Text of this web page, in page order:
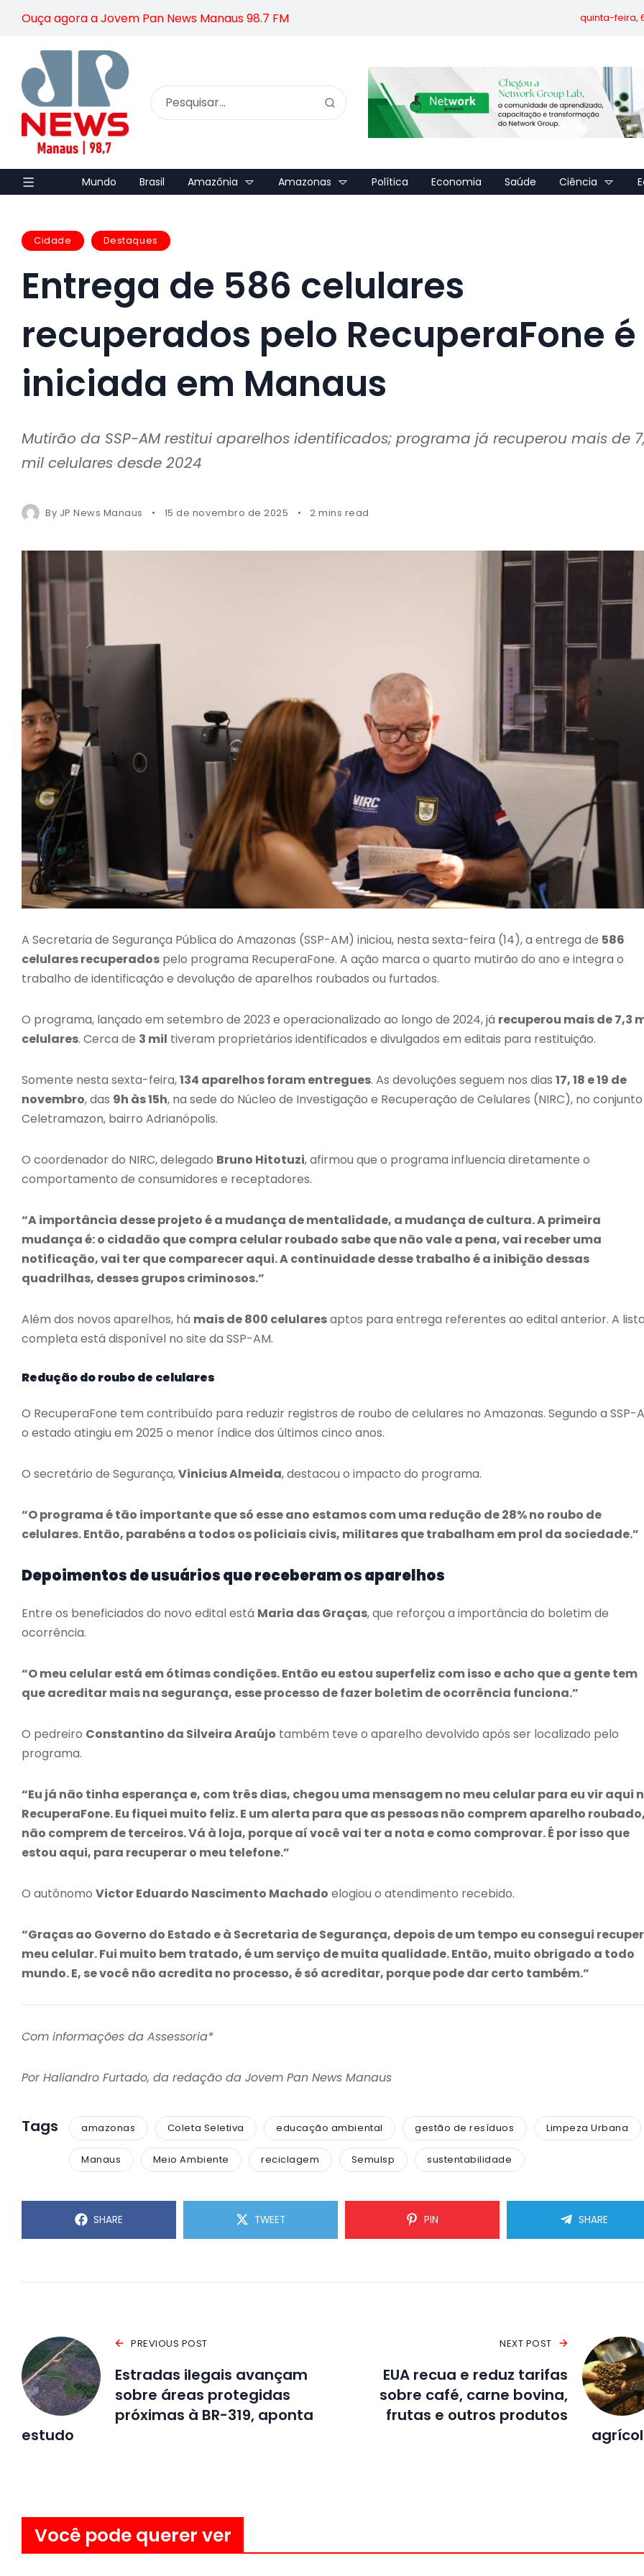
Ouça agora a Jovem Pan News Manaus 98.7 FM quinta-feira,
Mundo Brasil Amazônia Amazonas Política Economia Saúde Ciência
Cidade Destaques
Entrega de 586 celulares
recuperados pelo RecuperaFone é
iniciada em Manaus
Mutirão da SSP-AM restitui aparelhos identificados; programa já recuperou mais de
mil celulares desde 2024
By JP News Manaus 15 de novembro de 2025 2 mins read
A Secretaria de Segurança Pública do Amazonas (SSP-AM) iniciou, nesta sexta-feira (14), a entrega de 586
celulares recuperados pelo programa RecuperaFone. A ação marca o quarto mutirão do ano e integra o
trabalho de identificação e devolução de aparelhos roubados ou furtados.
O programa, lançado em setembro de 2023 e operacionalizado ao longo de 2024, já recuperou mais de 7,3
celulares. Cerca de 3 mil tiveram proprietários identificados e divulgados em editais para restituição.
Somente nesta sexta-feira,134 aparelhos foram entregues. As devoluções seguem nos dias 17, 18 e 19 de
novembro, das 9h às 15h, na sede do Núcleo de Investigação e Recuperação de Celulares (NIRC), no conjunto
Celetramazon, bairro Adrianópolis.
O coordenador do NIRC, delegado Bruno Hitotuzi, afirmou que o programa influencia diretamente o
comportamento de consumidores e receptadores.
“A importância desse projeto é a mudança de mentalidade, a mudança de cultura. A primeira
mudança é: o cidadão que compra celular roubado sabe que não vale a pena, vai receber uma
notificação, vai ter que comparecer aqui. A continuidade desse trabalho é a inibição dessas
quadrilhas, desses grupos criminosos.”
Além dos novos aparelhos, há mais de 800 celularesaptos para entrega referentes ao edital anterior. A
completa está disponível no site da SSP-AM.
Redução do roubo de celulares
O RecuperaFone tem contribuído para reduzir registros de roubo de celulares no Amazonas. Segundo a SSP-
o estado atingiu em 2025 o menor índice dos últimos cinco anos.
O secretário de Segurança,Vinicius Almeida, destacou o impacto do programa.
“O programa é tão importante que só esse ano estamos com uma redução de 28% no roubo de
celulares. Então, parabéns a todos os policiais civis, militares que trabalham em prol da sociedade.”
Depoimentos de usuários que receberam os aparelhos
Entre os beneficiados do novo edital está Maria das Graças, que reforçou a importância do boletim de
ocorrência.
“O meu celular está em ótimas condições. Então eu estou superfeliz com isso e acho que a gente tem
que acreditar mais na segurança, esse processo de fazer boletim de ocorrência funciona.”
O pedreiro Constantino da Silveira Araújo também teve o aparelho devolvido após ser localizado pelo
programa.
“Eu já não tinha esperança e, com três dias, chegou uma mensagem no meu celular para eu vir aqui
RecuperaFone. Eu fiquei muito feliz. E um alerta para que as pessoas não comprem aparelho
não comprem de terceiros. Vá à loja, porque aí você vai ter a nota e como comprovar. É por isso que
estou aqui, para recuperar o meu telefone.”
O autônomo Victor Eduardo Nascimento Machado elogiou o atendimento recebido.
“Graças ao Governo do Estado e à Secretaria de Segurança, depois de um tempo eu consegui
meu celular. Fui muito bem tratado, é um serviço de muita qualidade. Então, muito obrigado a todo
mundo. E, se você não acredita no processo, é só acreditar, porque pode dar certo também.”
Com informações da Assessoria*
Por Haliandro Furtado, da redação da Jovem Pan News Manaus
Tags amazonas Coleta Seletiva educação ambiental gestão de resíduos Limpeza Urbana
Manaus Meio Ambiente reciclagem Semulsp sustentabilidade
SHARE TWEET PIN SHARE
PREVIOUS POST
Estradas ilegais avançam
sobre áreas protegidas
próximas à BR-319, aponta
estudo
NEXT POST
EUA recua e reduz tarifas
sobre café, carne bovina,
frutas e outros produtos
Você pode querer ver